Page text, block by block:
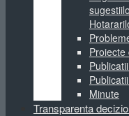
Minute
Transparenta